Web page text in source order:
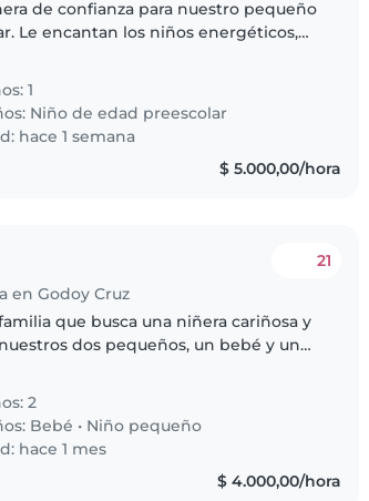
de confianza para nuestro pequeño
Le encantan los niños energéticos,
1
Niño de edad preescolar
hace 1 semana
$ 5.000,00/hora
en Godoy Cruz
21
que busca una niñera cariñosa y
dos pequeños, un bebé y un
2
Bebé • Niño pequeño
hace 1 mes
$ 4.000,00/hora